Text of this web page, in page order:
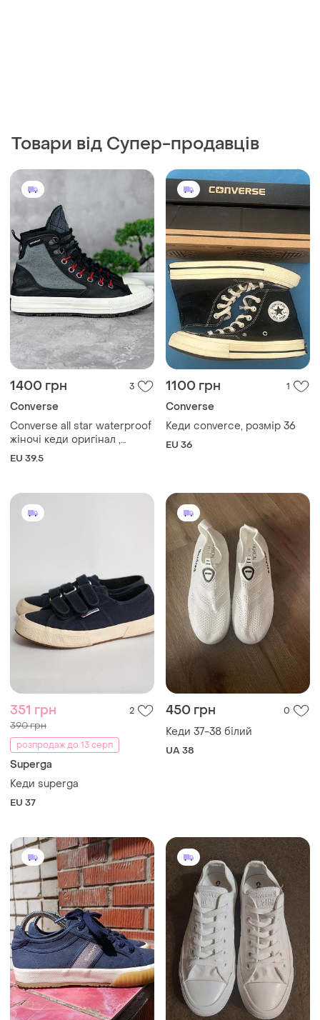
Товари від Супер-продавців
1400 грн 3
Converse
Converse all star waterproof
жіночі кеди оригінал ,
розмір 39.5
EU 39.5
1100 грн 1
Converse
Кеди converce, розмір 36
EU 36
351 грн 2
390 грн
розпродаж до 13 серп
Superga
Кеди superga
EU 37
450 грн 0
Кеди 37-38 білий
UA 38